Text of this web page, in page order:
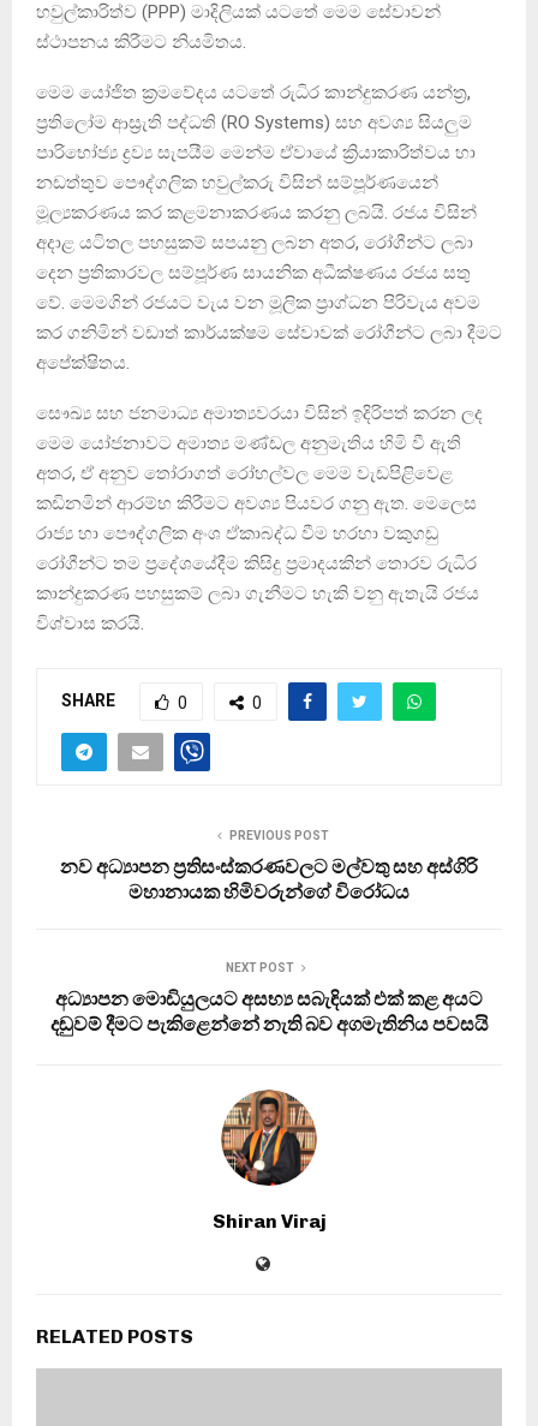
හවුල්කාරිත්ව (PPP) මාදිලියක් යටතේ මෙම සේවාවන්
ස්ථාපනය කිරීමට නියමිතය.
මෙම යෝජිත ක්‍රමවේදය යටතේ රුධිර කාන්දුකරණ යන්ත්‍ර,
ප්‍රතිලෝම ආස්‍රැති පද්ධති (RO Systems) සහ අවශ්‍ය සියලුම
පාරිභෝජ්‍ය ද්‍රව්‍ය සැපයීම මෙන්ම ඒවායේ ක්‍රියාකාරිත්වය හා
නඩත්තුව පෞද්ගලික හවුල්කරු විසින් සම්පූර්ණයෙන්
මූල්‍යකරණය කර කළමනාකරණය කරනු ලබයි. රජය විසින්
අදාළ යටිතල පහසුකම් සපයනු ලබන අතර, රෝගීන්ට ලබා
දෙන ප්‍රතිකාරවල සම්පූර්ණ සායනික අධීක්ෂණය රජය සතු
වේ. මෙමගින් රජයට වැය වන මූලික ප්‍රාග්ධන පිරිවැය අවම
කර ගනිමින් වඩාත් කාර්යක්ෂම සේවාවක් රෝගීන්ට ලබා දීමට
අපේක්ෂිතය.
සෞඛ්‍ය සහ ජනමාධ්‍ය අමාත්‍යවරයා විසින් ඉදිරිපත් කරන ලද
මෙම යෝජනාවට අමාත්‍ය මණ්ඩල අනුමැතිය හිමි වී ඇති
අතර, ඒ අනුව තෝරාගත් රෝහල්වල මෙම වැඩපිළිවෙළ
කඩිනමින් ආරම්භ කිරීමට අවශ්‍ය පියවර ගනු ඇත. මෙලෙස
රාජ්‍ය හා පෞද්ගලික අංශ ඒකාබද්ධ වීම හරහා වකුගඩු
රෝගීන්ට තම ප්‍රදේශයේදීම කිසිදු ප්‍රමාදයකින් තොරව රුධිර
කාන්දුකරණ පහසුකම් ලබා ගැනීමට හැකි වනු ඇතැයි රජය
විශ්වාස කරයි.
SHARE 0 0
PREVIOUS POST
නව අධ්‍යාපන ප්‍රතිසංස්කරණවලට මල්වතු සහ අස්ගිරි
මහානායක හිමිවරුන්ගේ විරෝධය
NEXT POST
අධ්‍යාපන මොඩියුලයට අසභ්‍ය සබැඳියක් එක් කළ අයට
දඬුවම් දීමට පැකිළෙන්නේ නැති බව අගමැතිනිය පවසයි
Shiran Viraj
RELATED POSTS